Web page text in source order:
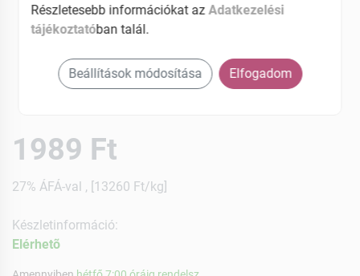
1989 Ft
27% ÁFÁ-val , [13260 Ft/kg]
Készletinformáció:
Elérhetõ
Részletesebb információkat azAdatkezelési
tájékoztatóban talál.
Beállítások módosítása Elfogadom